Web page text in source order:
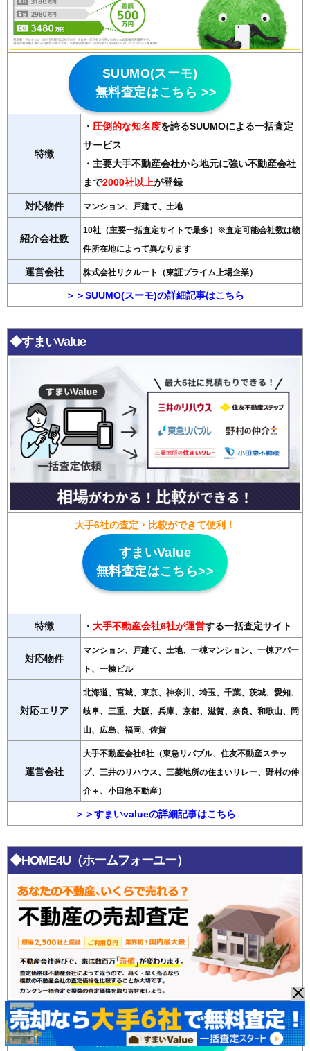
SUUMO(スーモ)
無料査定はこちら >>
特徴
・ 圧倒的な知名度を誇るSUUMOによる一括査定
サービス
・主要大手不動産会社から地元に強い不動産会社
まで2000社以上が登録
対応物件 マンション、戸建て、土地
紹介会社数
10社（主要一括査定サイトで最多）※査定可能会社数は物
件所在地によって異なります
運営会社 株式会社リクルート（東証プライム上場企業）
＞＞SUUMO(スーモ)の詳細記事はこちら
◆すまいValue
大手6社の査定・比較ができて便利！
すまいValue
無料査定はこちら>>
特徴 ・ 大手不動産会社6社が運営する一括査定サイト
対応物件
マンション、戸建て、土地、一棟マンション、一棟アパー
ト、一棟ビル
対応エリア
北海道、宮城、東京、神奈川、埼玉、千葉、茨城、愛知、
岐阜、三重、大阪、兵庫、京都、滋賀、奈良、和歌山、岡
山、広島、福岡、佐賀
運営会社
大手不動産会社6社（東急リバブル、住友不動産ステッ
プ、三井のリハウス、三菱地所の住まいリレー、野村の仲
介＋、小田急不動産）
＞＞すまいvalueの詳細記事はこちら
◆HOME4U（ホームフォーユー）
HOME4U
無料査定はこちら >>